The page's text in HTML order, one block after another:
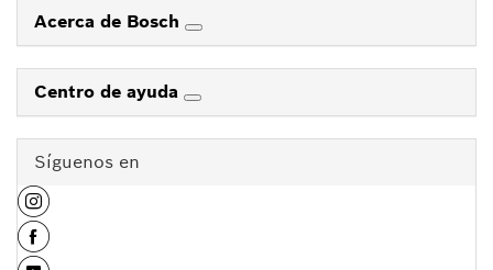
Acerca de Bosch
Centro de ayuda
Síguenos en